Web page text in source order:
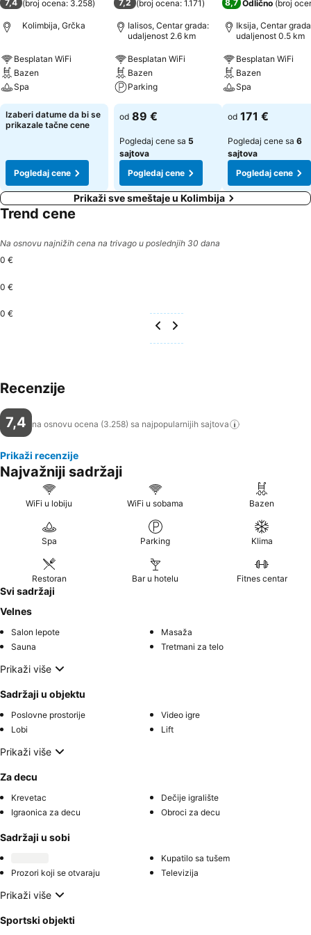
7,4 (broj ocena: 3.258)
Kolimbija, Grčka
Besplatan WiFi
Bazen
Spa
Izaberi datume da bi se
prikazale tačne cene
Pogledaj cene
7,2 (broj ocena: 1.171)
Ialisos, Centar grada:
udaljenost 2.6 km
Besplatan WiFi
Bazen
Parking
od 89 €
Pogledaj cene sa 5
sajtova
Pogledaj cene
8,7 Odlično (broj
Iksija, Centar
udaljenost 0.5 km
Besplatan WiFi
Bazen
Spa
od 171 €
Pogledaj cene sa 6
sajtova
Pogledaj cene
Prikaži sve smeštaje u Kolimbija
Trend cene
Na osnovu najnižih cena na trivago u poslednjih 30 dana
0 €
0 €
0 €
Recenzije
7,4 na osnovu ocena (3.258) sa najpopularnijih sajtova
Prikaži recenzije
Najvažniji sadržaji
WiFi u lobiju WiFi u sobama Bazen
Spa Parking Klima
Restoran Bar u hotelu Fitnes centar
Svi sadržaji
Velnes
Salon lepote
Masaža
Sauna
Tretmani za telo
Prikaži više
Sadržaji u objektu
Poslovne prostorije
Video igre
Lobi
Lift
Prikaži više
Za decu
Krevetac
Dečije igralište
Igraonica za decu
Obroci za decu
Sadržaji u sobi
Kupatilo sa tušem
Prozori koji se otvaraju
Televizija
Prikaži više
Sportski objekti